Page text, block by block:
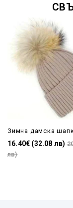
16.40€ (32.08 лв)
лв)